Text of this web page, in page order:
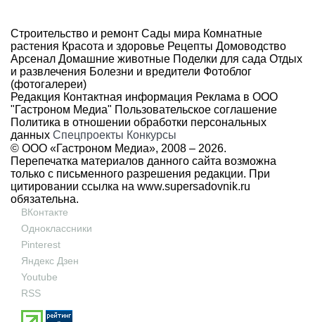
Строительство и ремонт Сады мира Комнатные
растения Красота и здоровье Рецепты Домоводство
Арсенал Домашние животные Поделки для сада Отдых
и развлечения Болезни и вредители Фотоблог
(фотогалереи)
Редакция Контактная информация Реклама в ООО
"Гастроном Медиа" Пользовательское соглашение
Политика в отношении обработки персональных
данных Спецпроекты Конкурсы
© ООО «Гастроном Медиа», 2008 – 2026.
Перепечатка материалов данного сайта возможна
только с письменного разрешения редакции. При
цитировании ссылка на www.supersadovnik.ru
обязательна.
ВКонтакте
Одноклассники
Pinterest
Яндекс Дзен
Youtube
RSS